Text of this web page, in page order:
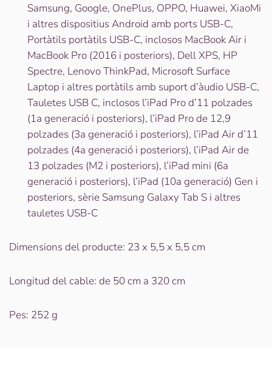
Samsung, Google, OnePlus, OPPO, Huawei, XiaoMi
i altres dispositius Android amb ports USB-C,
Portàtils portàtils USB-C, inclosos MacBook Air i
MacBook Pro (2016 i posteriors), Dell XPS, HP
Spectre, Lenovo ThinkPad, Microsoft Surface
Laptop i altres portàtils amb suport d’àudio USB-C,
Tauletes USB C, inclosos l’iPad Pro d’11 polzades
(1a generació i posteriors), l’iPad Pro de 12,9
polzades (3a generació i posteriors), l’iPad Air d’11
polzades (4a generació i posteriors), l’iPad Air de
13 polzades (M2 i posteriors), l’iPad mini (6a
generació i posteriors), l’iPad (10a generació) Gen i
posteriors, sèrie Samsung Galaxy Tab S i altres
tauletes USB-C
Dimensions del producte: 23 x 5,5 x 5,5 cm
Longitud del cable: de 50 cm a 320 cm
Pes: 252 g